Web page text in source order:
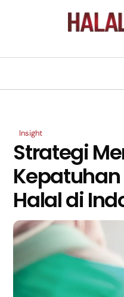
Strategi
Halal di
Insight